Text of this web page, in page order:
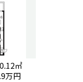
㎡
万円